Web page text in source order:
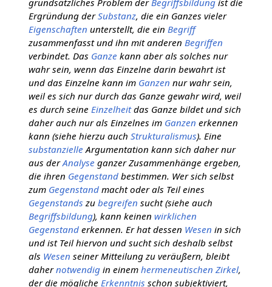
Ergründung derSubstanz, die ein Ganzes vieler
Eigenschaften unterstellt, die ein Begriff
zusammenfasst und ihn mit anderen Begriffen
verbindet. Das Ganze kann aber als solches nur
wahr sein, wenn das Einzelne darin bewahrt ist
und das Einzelne kann im Ganzen nur wahr sein,
weil es sich nur durch das Ganze gewahr wird, weil
es durch seine Einzelheitdas Ganze bildet und sich
daher auch nur als Einzelnes im Ganzen erkennen
kann (siehe hierzu auch Strukturalismus). Eine
substanzielle Argumentation kann sich daher nur
aus derAnalyse ganzer Zusammenhänge ergeben,
die ihren Gegenstandbestimmen. Wer sich selbst
zum Gegenstandmacht oder als Teil eines
Gegenstands zu begreifen sucht (siehe auch
Begriffsbildung), kann keinen wirklichen
Gegenstanderkennen. Er hat dessen Wesen in sich
und ist Teil hiervon und sucht sich deshalb selbst
als Wesen seiner Mitteilung zu veräußern, bleibt
dahernotwendigin einem hermeneutischen Zirkel,
der die mögliche Erkenntnis schon subjektiviert,